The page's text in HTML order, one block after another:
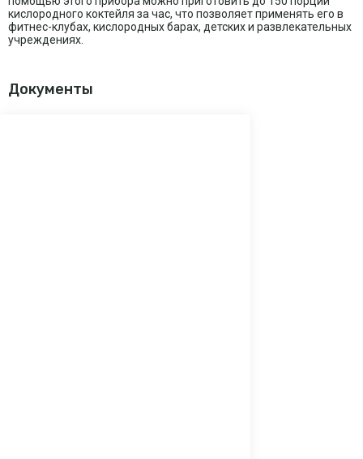
кислородного коктейля за час, что позволяет применять его в
фитнес-клубах, кислородных барах, детских и развлекательных
учреждениях.
Документы